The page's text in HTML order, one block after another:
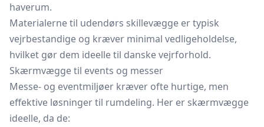
haverum.
Materialerne til udendørs skillevægge er typisk
vejrbestandige og kræver minimal vedligeholdelse,
hvilket gør dem ideelle til danske vejrforhold.
Skærmvægge til events og messer
Messe- og eventmiljøer kræver ofte hurtige, men
effektive løsninger til rumdeling. Her er skærmvægge
ideelle, da de: